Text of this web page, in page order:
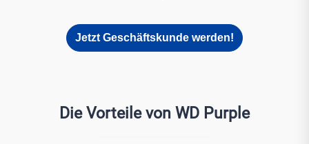
Jetzt Geschäftskunde werden!
Die Vorteile von WD Purple